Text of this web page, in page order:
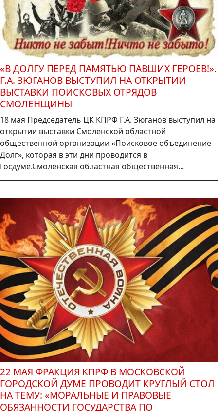
«В ДОЛГУ ПЕРЕД ПАМЯТЬЮ ПАВШИХ ГЕРОЕВ!».
Г.А. ЗЮГАНОВ ВЫСТУПИЛ НА ОТКРЫТИИ
ВЫСТАВКИ ПОИСКОВЫХ ОТРЯДОВ
СМОЛЕНЩИНЫ
18 мая Председатель ЦК КПРФ Г.А. Зюганов выступил на
открытии выставки Смоленской областной
общественной организации «Поисковое объединение
Долг», которая в эти дни проводится в
Госдуме.Смоленская областная общественная...
22 МАЯ ФРАКЦИЯ КПРФ В МОСКОВСКОЙ
ГОРОДСКОЙ ДУМЕ ПРОВОДИТ КРУГЛЫЙ СТОЛ
НА ТЕМУ: «МОРАЛЬНЫЕ И ПРАВОВЫЕ
ОБЯЗАННОСТИ ГОСУДАРСТВА ПО